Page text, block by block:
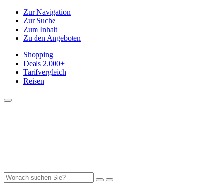
Zur Navigation
Zur Suche
Zum Inhalt
Zu den Angeboten
Shopping
Deals 2.000+
Tarifvergleich
Reisen